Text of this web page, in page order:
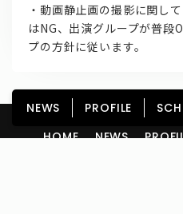
・動画静止画の撮影に関し
はNG、 出演グループが普段
プの方針に従います。
HOME NEWS
NEWS PROFILE